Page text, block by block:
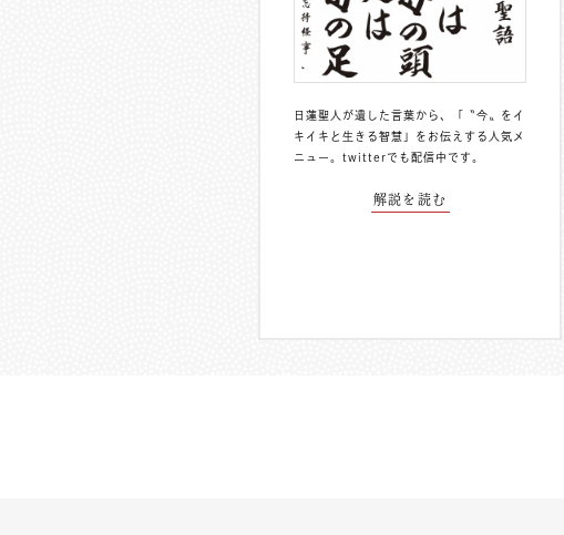
日蓮聖人が遺した言葉から、「〝今〟をイ
キイキと生きる智慧」をお伝えする人気メ
ニュー。 twitterでも配信中 です。
解説を読む